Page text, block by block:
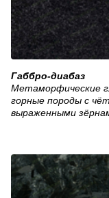
Габбро-диабаз
Метаморфические
горные породы с
выраженными